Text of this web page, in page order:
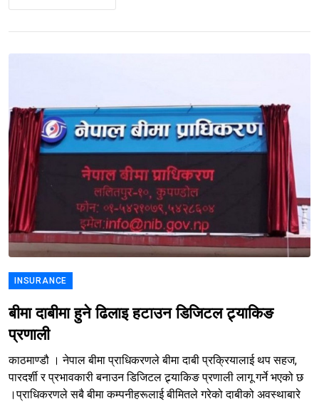
INSURANCE
बीमा दाबीमा हुने ढिलाइ हटाउन डिजिटल ट्र्याकिङ
प्रणाली
काठमाण्डौ । नेपाल बीमा प्राधिकरणले बीमा दाबी प्रक्रियालाई थप सहज,
पारदर्शी र प्रभावकारी बनाउन डिजिटल ट्र्याकिङ प्रणाली लागू गर्ने भएको छ
।प्राधिकरणले सबै बीमा कम्पनीहरूलाई बीमितले गरेको दाबीको अवस्थाबारे